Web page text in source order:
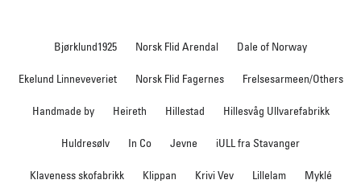
Bjørklund1925 Norsk Flid Arendal Dale of Norway
Ekelund Linneveveriet Norsk Flid Fagernes Frelsesarmeen/Others
Handmade by Heireth Hillestad Hillesvåg Ullvarefabrikk
Huldresølv In Co Jevne iULL fra Stavanger
Klaveness skofabrikk Klippan Krivi Vev Lillelam Myklé